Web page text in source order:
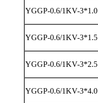
YGGP-0.6/1KV-3*1.0
YGGP-0.6/1KV-3*1.5
YGGP-0.6/1KV-3*2.5
YGGP-0.6/1KV-3*4.0